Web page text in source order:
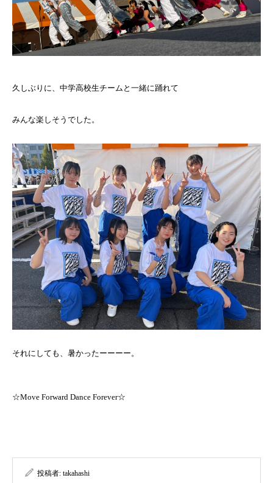
久しぶりに、中学高校生チームと一緒に踊れて
みんな楽しそうでした。
それにしても、暑かったーーーー。
☆Move Forward Dance Forever☆
投稿者: takahashi